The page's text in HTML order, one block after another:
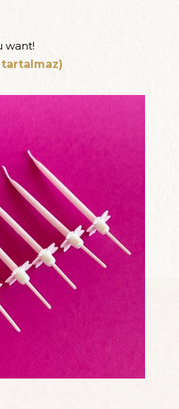
want!
tartalmaz)